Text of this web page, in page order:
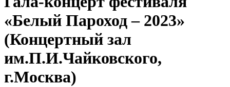
«Белый Пароход – 2023»
(Концертный зал
им.П.И.Чайковского,
г.Москва)